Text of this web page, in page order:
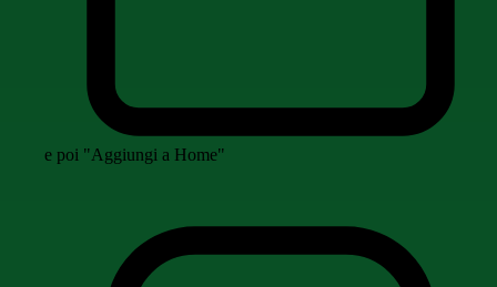
e poi "Aggiungi a Home"